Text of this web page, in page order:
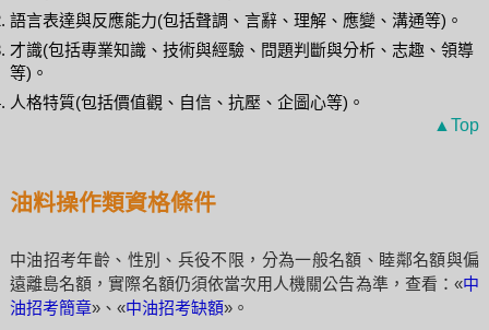
語言表達與反應能力(包括聲調、言辭、理解、應變、溝通等)。
才識(包括專業知識、技術與經驗、問題判斷與分析、志趣、領導
等)。
人格特質(包括價值觀、自信、抗壓、企圖心等)。
▲Top
油料操作類資格條件
中油招考年齡、性別、兵役不限，分為一般名額、睦鄰名額與偏
遠離島名額，實際名額仍須依當次用人機關公告為準，查看：«中
油招考簡章»、«中油招考缺額»。